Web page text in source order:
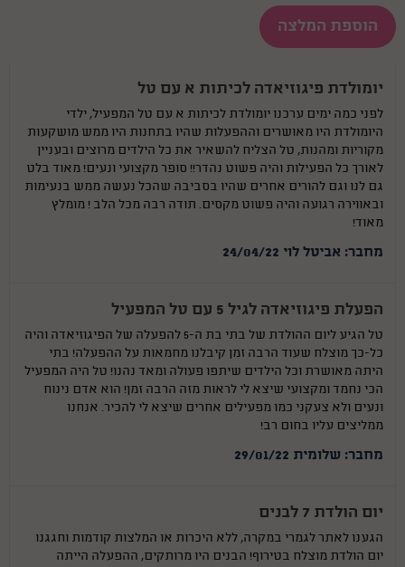
הוספת המלצה
יומולדת פיגוזיאדה לכיתות א עם טל
לפני כמה ימים ערכנו יומולדת לכיתות א עם טל המפעיל, ילדי
היומולדת היו מאושרים וההפעלות שהיו בתחנות היו ממש מושקעות
מקוריות ומהנות, טל הצליח להשאיר את כל הילדים מרוצים ובעניין
לאורך כל הפעילות והיה פשוט נהדר!! סופר מקצועי ונעים! מאוד בלט
גם לנו וגם להורים אחרים שהיו בסביבה שהכל נעשה ממש בנעימות
ובאווירה רגועה והיה פשוט מקסים. תודה רבה מכל הלב ! מומלץ
מאוד!
מחבר: אביטל לוי 24/04/22
הפעלת פיגוזיאדה לגיל 5 עם טל המפעיל
טל הגיע ליום ההולדת של בתי בת ה-5 להפעלה של הפיגוזיאדה והיה
כל-כך מוצלח שעוד הרבה זמן קיבלנו מחמאות על ההפעלה! בתי
היתה מאושרת וכל הילדים שיתפו פעולה ומאד נהנו! טל היה המפעיל
הכי נחמד ומקצועי שיצא לי לראות מזה הרבה זמן! הוא אדם נינוח
ונעים ולא צעקני כמו מפעילים אחרים שיצא לי להכיר. אנחנו
ממליצים עליו בחום רב!
מחבר: שלומית 29/01/22
יום הולדת 7 לבנים
הגענו לאתר לגמרי במקרה, ללא היכרות או המלצות קודמות וחגגנו
יום הולדת מוצלח בטירוף! הבנים היו מרותקים, ההפעלה הייתה